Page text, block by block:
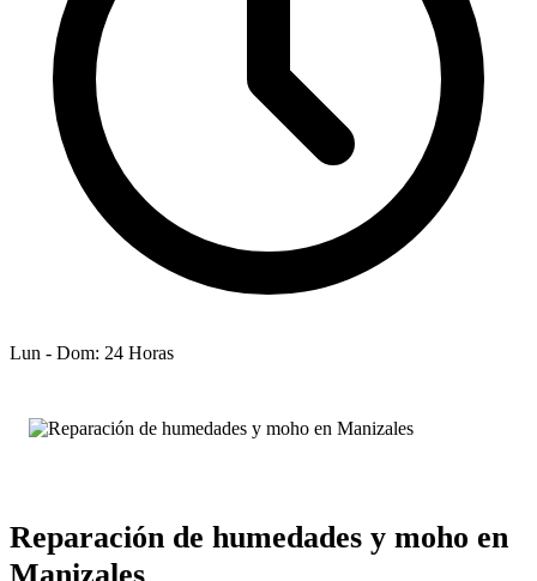
Lun - Dom: 24 Horas
Reparación de humedades y moho en